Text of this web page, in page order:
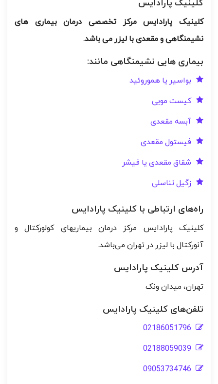
کلینیک پارادایس
کلینیک پارادایس مرکز تخصصی درمان بیماری های
نشیمنگاهی و مقعدی با لیزر می باشد.
بیماری هایی نشیمنگاهی مانند:
بواسیر یا هموروئید
کیست مویی
آبسه مقعدی
فیستول مقعدی
شقاق مقعدی یا فیشر
زگیل تناسلی
راه‌های ارتباطی با کلینیک پارادایس
کلینیک پارادایس مرکز درمان بیماریهای کولورکتال و
آنورکتال با لیزر در تهران می‌باشد.
آدرس کلینیک پارادایس
تهران، میدان ونک
تلفن‌های کلینیک پارادایس
02186051796
02188059039
09053734746